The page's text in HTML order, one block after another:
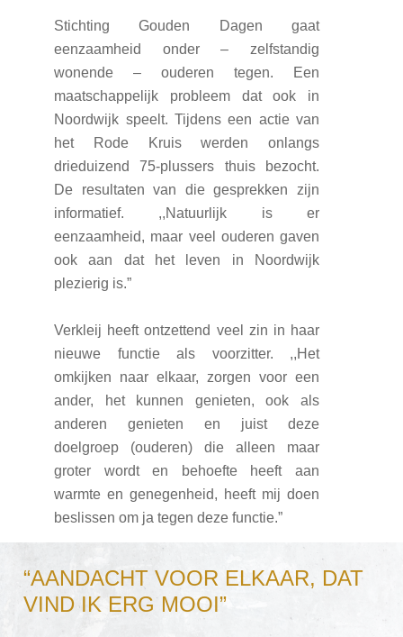
Stichting Gouden Dagen gaat
eenzaamheid onder – zelfstandig
wonende – ouderen tegen. Een
maatschappelijk probleem dat ook in
Noordwijk speelt. Tijdens een actie van
het Rode Kruis werden onlangs
drieduizend 75-plussers thuis bezocht.
De resultaten van die gesprekken zijn
informatief. ,,Natuurlijk is er
eenzaamheid, maar veel ouderen gaven
ook aan dat het leven in Noordwijk
plezierig is.”
Verkleij heeft ontzettend veel zin in haar
nieuwe functie als voorzitter. ,,Het
omkijken naar elkaar, zorgen voor een
ander, het kunnen genieten, ook als
anderen genieten en juist deze
doelgroep (ouderen) die alleen maar
groter wordt en behoefte heeft aan
warmte en genegenheid, heeft mij doen
beslissen om ja tegen deze functie.”
“AANDACHT VOOR ELKAAR, DAT
VIND IK ERG MOOI”